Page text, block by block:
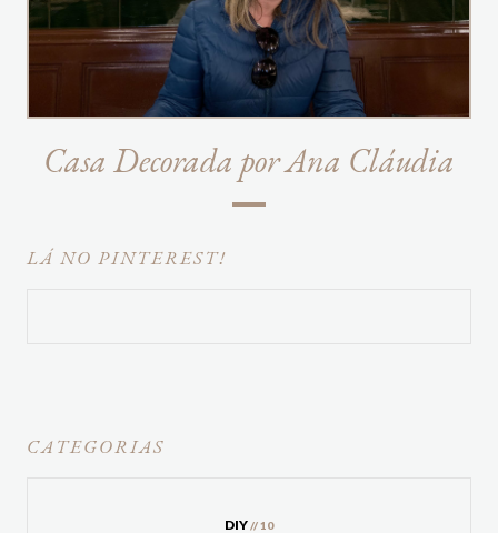
Casa Decorada por Ana Cláudia
LÁ NO PINTEREST!
CATEGORIAS
DIY// 10